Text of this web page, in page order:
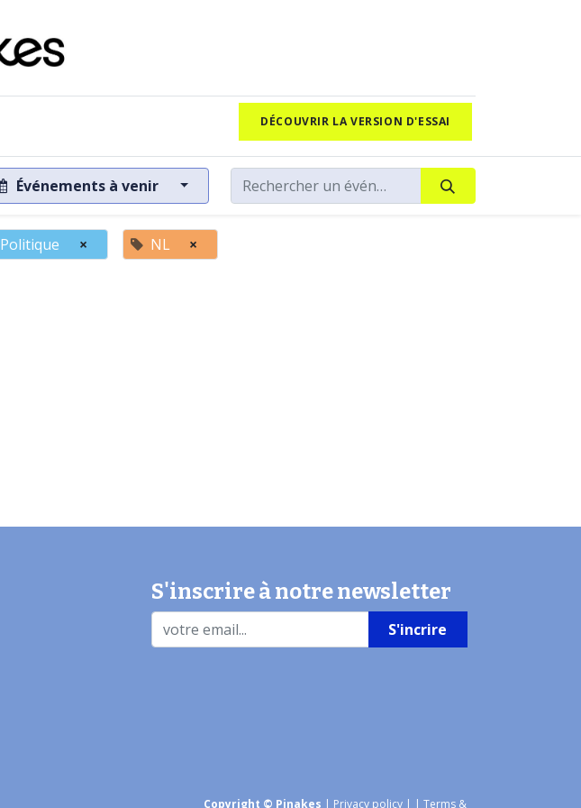
DÉCOUVRIR LA VERSION D'ESSAI
Événements à venir
Politique × NL ×
S'inscrire à notre newsletter
S'incrire
Copyright © Pinakes | Privacy policy | | Terms &